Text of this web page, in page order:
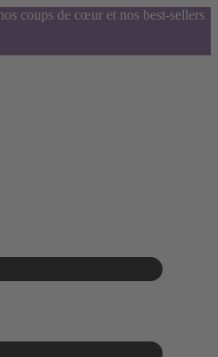
coups de cœur et nos best-sellers